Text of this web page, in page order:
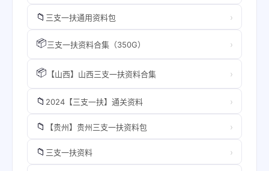
📁 三支一扶通用资料包 ›
📦三支一扶资料合集（350G） ›
📦 【山西】山西三支一扶资料合集 ›
📁 2024【三支一扶】通关资料 ›
📁 【贵州】贵州三支一扶资料包 ›
📁 三支一扶资料 ›